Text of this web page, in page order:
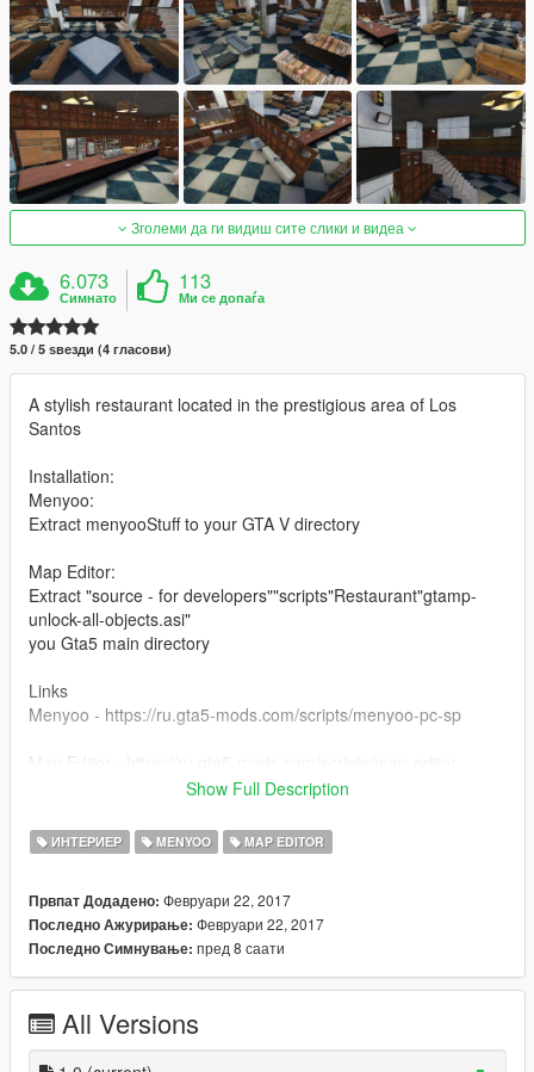
Зголеми да ги видиш сите слики и видеа
6.073
Симнато
113
Ми се допаѓа
5.0 / 5 ѕвезди (4 гласови)
A stylish restaurant located in the prestigious area of Los
Santos
Installation:
Menyoo:
Extract menyooStuff to your GTA V directory
Map Editor:
Extract "source - for developers""scripts"Restaurant"gtamp-
unlock-all-objects.asi"
you Gta5 main directory
Links
Menyoo - https://ru.gta5-mods.com/scripts/menyoo-pc-sp
Sorry for my English =)
Show Full Description
ИНТЕРИЕР MENYOO MAP EDITOR
Првпат Додадено: Февруари 22, 2017
Последно Ажурирање: Февруари 22, 2017
Последно Симнување: пред 8 саати
All Versions